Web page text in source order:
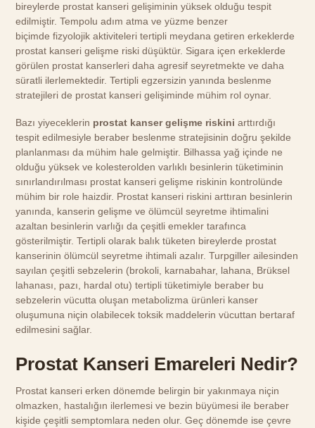
bireylerde prostat kanseri gelişiminin yüksek olduğu tespit
edilmiştir. Tempolu adım atma ve yüzme benzer
biçimde fizyolojik aktiviteleri tertipli meydana getiren erkeklerde
prostat kanseri gelişme riski düşüktür. Sigara içen erkeklerde
görülen prostat kanserleri daha agresif seyretmekte ve daha
süratli ilerlemektedir. Tertipli egzersizin yanında beslenme
stratejileri de prostat kanseri gelişiminde mühim rol oynar.
Bazı yiyeceklerin prostat kanser gelişme riskini arttırdığı
tespit edilmesiyle beraber beslenme stratejisinin doğru şekilde
planlanması da mühim hale gelmiştir. Bilhassa yağ içinde ne
olduğu yüksek ve kolesterolden varlıklı besinlerin tüketiminin
sınırlandırılması prostat kanseri gelişme riskinin kontrolünde
mühim bir role haizdir. Prostat kanseri riskini arttıran besinlerin
yanında, kanserin gelişme ve ölümcül seyretme ihtimalini
azaltan besinlerin varlığı da çeşitli emekler tarafınca
gösterilmiştir. Tertipli olarak balık tüketen bireylerde prostat
kanserinin ölümcül seyretme ihtimali azalır. Turpgiller ailesinden
sayılan çeşitli sebzelerin (brokoli, karnabahar, lahana, Brüksel
lahanası, pazı, hardal otu) tertipli tüketimiyle beraber bu
sebzelerin vücutta oluşan metabolizma ürünleri kanser
oluşumuna niçin olabilecek toksik maddelerin vücuttan bertaraf
edilmesini sağlar.
Prostat Kanseri Emareleri Nedir?
Prostat kanseri erken dönemde belirgin bir yakınmaya niçin
olmazken, hastalığın ilerlemesi ve bezin büyümesi ile beraber
kişide çeşitli semptomlara neden olur. Geç dönemde ise çevre